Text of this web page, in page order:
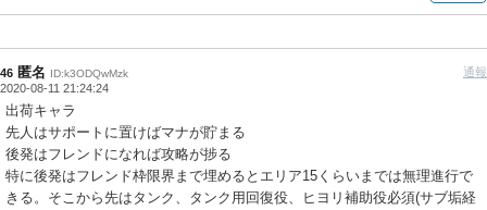
46 匿名 ID:k3ODQwMzk
2020-08-11 21:24:24
通報
出荷キャラ
先人はサポートに置けばマナが貯まる
後発はフレンドになれば攻略が捗る
特に後発はフレンド枠限界まで埋めるとエリア15くらいまでは無理進行で
きる。そこから先はタンク、タンク用回復役、ヒヨリ補助役必須(サブ垢経